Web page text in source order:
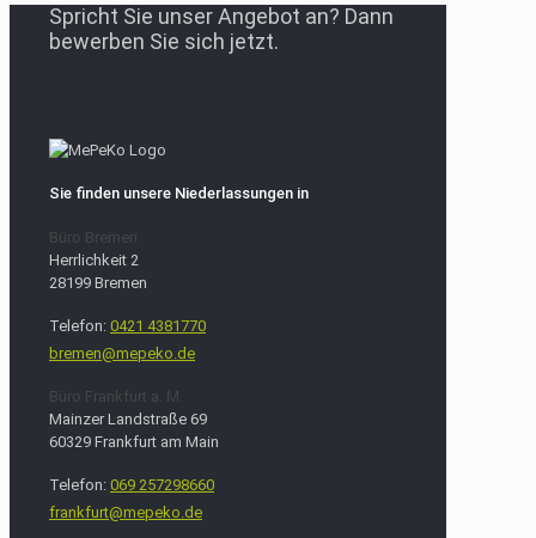
Spricht Sie unser Angebot an? Dann
bewerben Sie sich jetzt.
Sie finden unsere Niederlassungen in
Büro Bremen
Herrlichkeit 2
28199 Bremen
Telefon: 0421 4381770
bremen@mepeko.de
Büro Frankfurt a. M.
Mainzer Landstraße 69
60329 Frankfurt am Main
Telefon: 069 257298660
frankfurt@mepeko.de